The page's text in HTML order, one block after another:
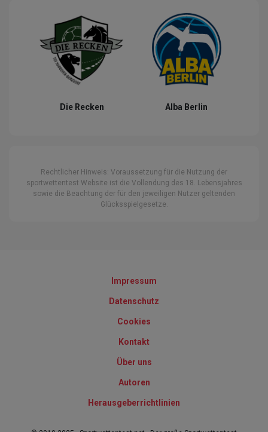
Die Recken Alba Berlin
Rechtlicher Hinweis: Voraussetzung für die Nutzung der
sportwettentest Website ist die Vollendung des 18. Lebensjahres
sowie die Beachtung der für den jeweiligen Nutzer geltenden
Glücksspielgesetze.
Impressum
Datenschutz
Cookies
Kontakt
Über uns
Autoren
Herausgeberrichtlinien